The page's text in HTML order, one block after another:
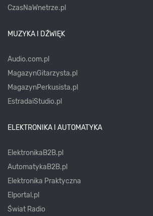
CzasNaWnetrze.pl
MUZYKA I DŹWIĘK
Audio.com.pl
MagazynGitarzysta.pl
MagazynPerkusista.pl
EstradaiStudio.pl
ELEKTRONIKA I AUTOMATYKA
ElektronikaB2B.pl
AutomatykaB2B.pl
Elektronika Praktyczna
Elportal.pl
Świat Radio